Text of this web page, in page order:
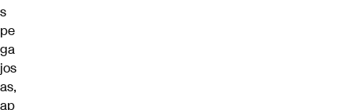
s
pe
ga
jos
as,
ap